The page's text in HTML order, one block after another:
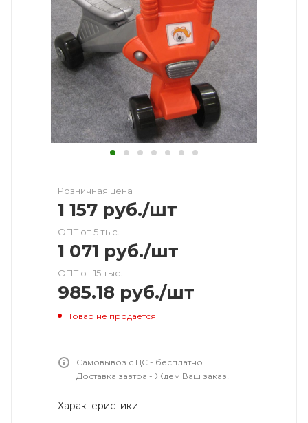
Розничная цена
1 157 руб./шт
ОПТ от 5 тыс.
1 071 руб./шт
ОПТ от 15 тыс.
985.18 руб./шт
Товар не продается
Самовывоз с ЦС - бесплатно
Доставка завтра - Ждем Ваш заказ!
Характеристики